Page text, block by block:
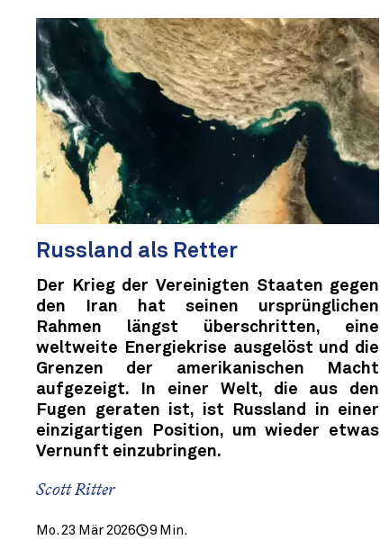
Russland als Retter
Der Krieg der Vereinigten Staaten gegen
den Iran hat seinen ursprünglichen
Rahmen längst überschritten, eine
weltweite Energiekrise ausgelöst und die
Grenzen der amerikanischen Macht
aufgezeigt. In einer Welt, die aus den
Fugen geraten ist, ist Russland in einer
einzigartigen Position, um wieder etwas
Vernunft einzubringen.
Scott Ritter
Mo. 23 Mär 2026 9 Min.